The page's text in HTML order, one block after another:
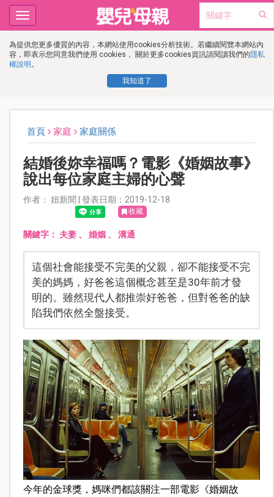
為提供您更多優質的內容，本網站使用cookies分析技術。若繼續閱覽本網站內
容，即表示您同意我們使用 cookies， 關於更多cookies資訊請閱讀我們的隱私
權說明 。
我知道了
Toggle
navigation
首頁 家庭 家庭關係
結婚後妳幸福嗎？電影《婚姻故事》
說出每位家庭主婦的心聲
作者： 妞新聞 | 發表日期：2019-12-18
收藏
關鍵字： 夫妻、 婚姻 、 溝通
這個社會能接受不完美的父親，卻不能接受不完
美的媽媽，好爸爸這個概念甚至是30年前才發
明的。雖然現代人都推崇好爸爸，但對爸爸的缺
陷我們依然全盤接受。
今年的金球獎，媽咪們都該關注一部電影《婚姻故